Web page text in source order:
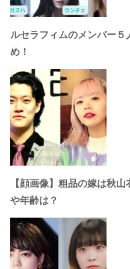
ルセラフィムのメンバー
め！
【顔画像】粗品の嫁は秋
や年齢は？